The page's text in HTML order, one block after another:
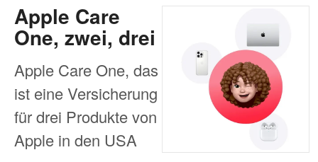
Apple Care
One, zwei, drei
Apple Care One, das
ist eine Versicherung
für drei Produkte von
Apple in den USA